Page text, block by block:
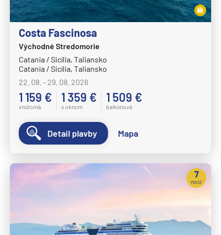
Norwegian Dawn
Norwegian Encore
Norwegian Epic
Norwegian Escape
Norwegian Getaway
Norwegian Jade
Norwegian Jewel
Norwegian Joy
Norwegian Pearl
Norwegian Prima
Norwegian Spirit
Costa Fascinosa
Východné Stredomorie
Catania / Sicília, Taliansko
Catania / Sicília, Taliansko
22. 08. - 29. 08. 2026
1 159 €
vnútorná
1 359 €
s oknom
1 509 €
balkónová
Detail plavby Mapa
7
nocí